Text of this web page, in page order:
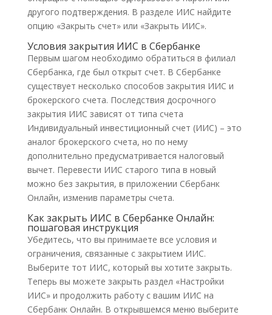
другого подтверждения. В разделе ИИС найдите
опцию «Закрыть счет» или «Закрыть ИИС».
Условия закрытия ИИС в Сбербанке
Первым шагом необходимо обратиться в филиал
Сбербанка, где был открыт счет. В Сбербанке
существует несколько способов закрытия ИИС и
брокерского счета. Последствия досрочного
закрытия ИИС зависят от типа счета
Индивидуальный инвестиционный счет (ИИС) – это
аналог брокерского счета, но по нему
дополнительно предусматривается налоговый
вычет. Перевести ИИС старого типа в новый
можно без закрытия, в приложении Сбербанк
Онлайн, изменив параметры счета.
Как закрыть ИИС в Сбербанке Онлайн:
пошаговая инструкция
Убедитесь, что вы принимаете все условия и
ограничения, связанные с закрытием ИИС.
Выберите тот ИИС, который вы хотите закрыть.
Теперь вы можете закрыть раздел «Настройки
ИИС» и продолжить работу с вашим ИИС на
Сбербанк Онлайн. В открывшемся меню выберите